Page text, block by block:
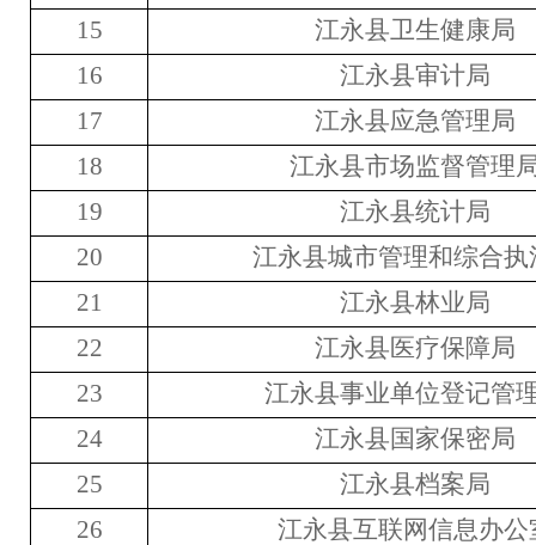
15 江永县卫生健康局
16
江永县审计局
17
江永县应急管理局
18
江永县市场监督管理
19
江永县统计局
20
江永县城市管理和综合执
21
江永县林业局
22
江永县医疗保障局
23
江永县事业单位登记管
24 江永县国家保密局
25 江永县档案局
26
江永县互联网信息办公